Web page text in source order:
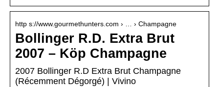
http s://www.gourmethunters.com › … › Champagne
Bollinger R.D. Extra Brut
2007 – Köp Champagne
2007 Bollinger R.D Extra Brut Champagne
(Récemment Dégorgé) | Vivino